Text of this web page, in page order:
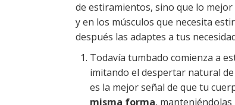
de estiramientos, sino que lo
y en los músculos que necesita
después las adaptes a tus
Todavía tumbado comienza a
imitando el despertar natural
es la mejor señal de que tu
misma forma,